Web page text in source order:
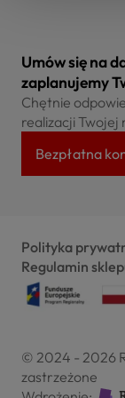
Umów się na
zaplanujemy
Chętnie
realizacji Twojej
Bezpłatna
Polityka
Regulamin
© 2024 - 2026
zastrzeżone